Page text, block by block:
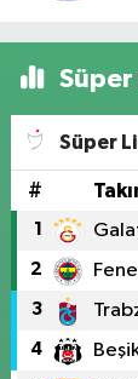
Süper
Süper
#
1
2
3
4